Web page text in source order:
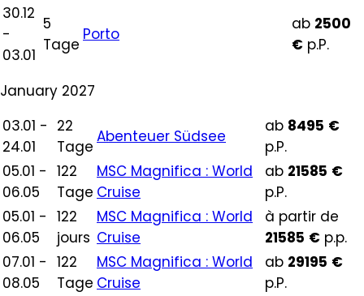
30.12
-
03.01
5
Tage
Porto
ab 2500
€ p.P.
January 2027
03.01 -
24.01
22
Tage
Abenteuer Südsee
ab 8495 €
p.P.
05.01 -
06.05
122
Tage
MSC Magnifica : World
Cruise
ab 21585 €
p.P.
05.01 -
06.05
122
jours
MSC Magnifica : World
Cruise
à partir de
21585 € p.p.
07.01 -
08.05
122
Tage
MSC Magnifica : World
Cruise
ab 29195 €
p.P.